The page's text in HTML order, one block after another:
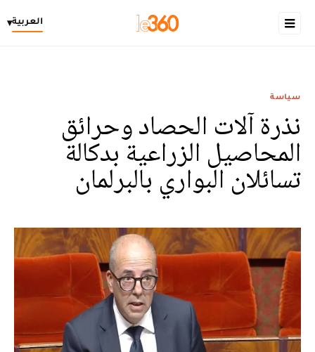
العربية▾
سياسة
نذرة آلات الحصاد وحرائق
المحاصيل الزراعية بدكالة
تسائلان البواري بالبرلمان